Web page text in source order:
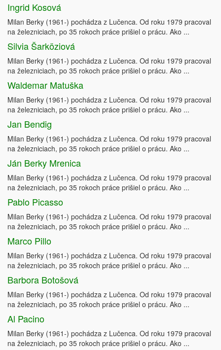
Ingrid Kosová
Milan Berky (1961-) pochádza z Lučenca. Od roku 1979 pracoval
na železniciach, po 35 rokoch práce prišiel o prácu. Ako ...
Silvia Šarköziová
Milan Berky (1961-) pochádza z Lučenca. Od roku 1979 pracoval
na železniciach, po 35 rokoch práce prišiel o prácu. Ako ...
Waldemar Matuška
Milan Berky (1961-) pochádza z Lučenca. Od roku 1979 pracoval
na železniciach, po 35 rokoch práce prišiel o prácu. Ako ...
Jan Bendig
Milan Berky (1961-) pochádza z Lučenca. Od roku 1979 pracoval
na železniciach, po 35 rokoch práce prišiel o prácu. Ako ...
Ján Berky Mrenica
Milan Berky (1961-) pochádza z Lučenca. Od roku 1979 pracoval
na železniciach, po 35 rokoch práce prišiel o prácu. Ako ...
Pablo Picasso
Milan Berky (1961-) pochádza z Lučenca. Od roku 1979 pracoval
na železniciach, po 35 rokoch práce prišiel o prácu. Ako ...
Marco Pillo
Milan Berky (1961-) pochádza z Lučenca. Od roku 1979 pracoval
na železniciach, po 35 rokoch práce prišiel o prácu. Ako ...
Barbora Botošová
Milan Berky (1961-) pochádza z Lučenca. Od roku 1979 pracoval
na železniciach, po 35 rokoch práce prišiel o prácu. Ako ...
Al Pacino
Milan Berky (1961-) pochádza z Lučenca. Od roku 1979 pracoval
na železniciach, po 35 rokoch práce prišiel o prácu. Ako ...